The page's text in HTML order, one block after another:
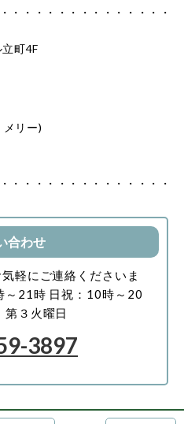
・・・・・・・・・・・・・・
町4F
メリー)
・・・・・・・・・・・・・・
合わせ
軽にご連絡くださいま
～21時 日祝：10時～20
第３火曜日
3897